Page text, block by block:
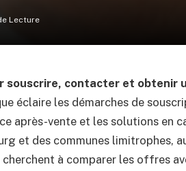
Lecture
souscrire, contacter et obtenir
éclaire les démarches de
après-vente et les solutions en
et des communes limitrophes,
à comparer les offres